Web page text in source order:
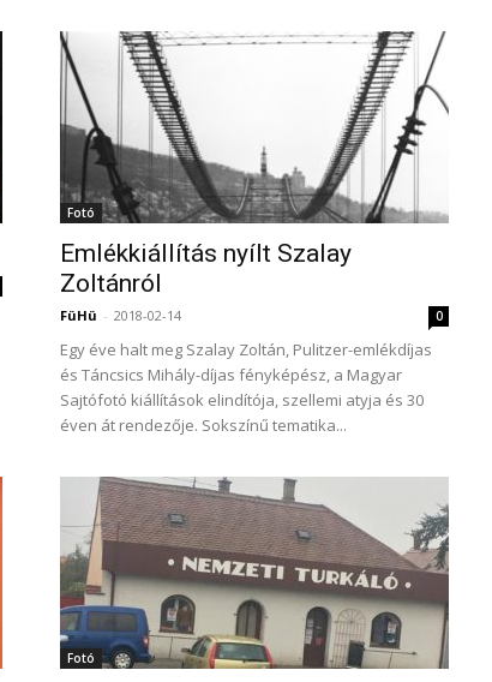
Fotó
Emlékkiállítás nyílt Szalay
Zoltánról
FüHü - 2018-02-14 0
Egy éve halt meg Szalay Zoltán, Pulitzer-emlékdíjas
és Táncsics Mihály-díjas fényképész, a Magyar
Sajtófotó kiállítások elindítója, szellemi atyja és 30
éven át rendezője. Sokszínű tematika...
Fotó